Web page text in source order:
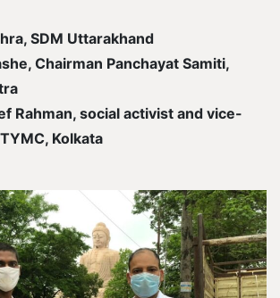
SDM Uttarakhand
Chairman Panchayat Samiti,
Rahman, social activist and vice-
Kolkata